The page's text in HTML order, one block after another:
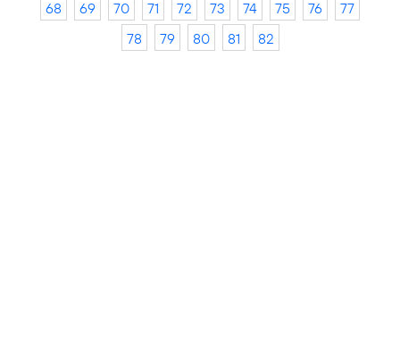
68
69 70 71 72 73 74 75 76
77
78
79 80 81 82